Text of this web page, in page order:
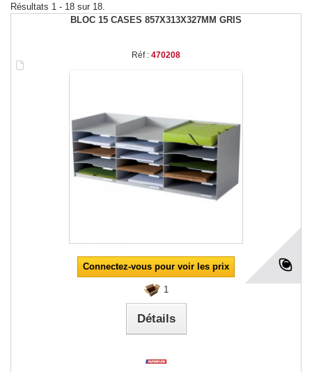
Résultats 1 - 18 sur 18.
BLOC 15 CASES 857X313X327MM GRIS
Réf : 470208
Connectez-vous pour voir les prix
1
Détails